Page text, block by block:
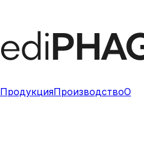
ПродукцияПроизводствоО